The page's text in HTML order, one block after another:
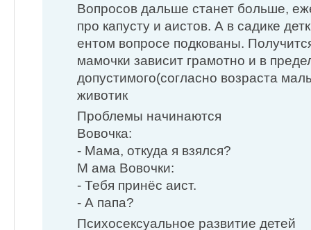
Вопросов дальше станет больше,
про капусту и аистов. А в садике
ентом вопросе подкованы.
мамочки зависит грамотно и в
допустимого(согласно возраста
животик
Проблемы начинаются
Вовочка:
- Мама, откуда я взялся?
М ама Вовочки:
- Тебя принёс аист.
- А папа?
Психосексуальное развитие детей